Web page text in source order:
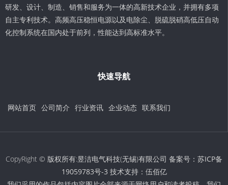
研发、设计、制造、销售和服务为一体的高新技术企业，并拥有多项
自主专利技术。高频高压稳恒电源以及电除尘、脱硫脱硝高低压自动
化控制系统在国内处于前列，性能达到高标准水平。
快速导航
网站首页 公司简介 行业资讯 企业动态 联系我们
CopyRight © 版权所有:昱洁电气科技(无锡)有限公司 备案号： 苏ICP备
19059783号-3 技术支持： 伍佰亿